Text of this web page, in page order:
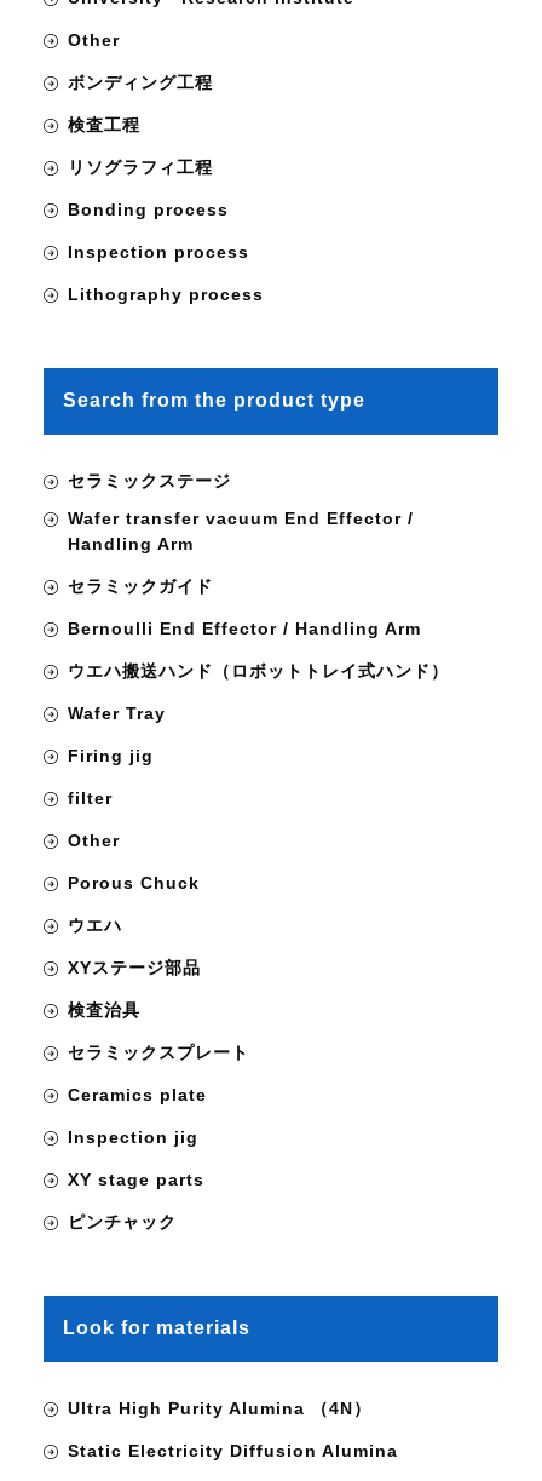
Other
ボンディング工程
検査工程
リソグラフィ工程
Bonding process
Inspection process
Lithography process
Search from the product type
セラミックステージ
Wafer transfer vacuum End Effector /
Handling Arm
セラミックガイド
Bernoulli End Effector / Handling Arm
ウエハ搬送ハンド（ロボットトレイ式ハンド）
Wafer Tray
Firing jig
filter
Other
Porous Chuck
ウエハ
XYステージ部品
検査治具
セラミックスプレート
Ceramics plate
Inspection jig
XY stage parts
ピンチャック
Look for materials
Ultra High Purity Alumina （4N）
Static Electricity Diffusion Alumina